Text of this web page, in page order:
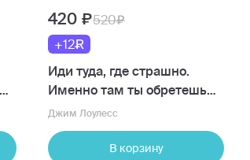
420
520
+12
Иди туда, где страшно.
Именно там ты обретешь
силу
Джим Лоулесс
В корзину